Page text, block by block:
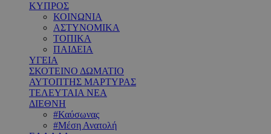
ΚΥΠΡΟΣ
ΚΟΙΝΩΝΙΑ
ΑΣΤΥΝΟΜΙΚΑ
ΤΟΠΙΚΑ
ΠΑΙΔΕΙΑ
ΥΓΕΙΑ
ΣΚΟΤΕΙΝΟ ΔΩΜΑΤΙΟ
ΑΥΤΟΠΤΗΣ ΜΑΡΤΥΡΑΣ
ΤΕΛΕΥΤΑΙΑ ΝΕΑ
ΔΙΕΘΝΗ
#Καύσωνας
#Μέση Ανατολή